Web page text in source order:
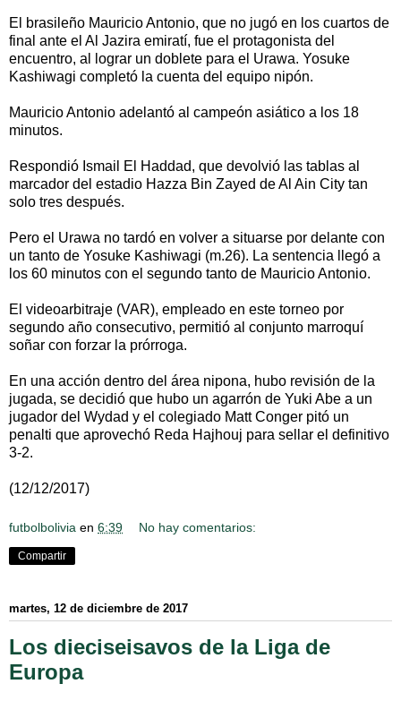
El brasileño Mauricio Antonio, que no jugó en los cuartos de
final ante el Al Jazira emiratí, fue el protagonista del
encuentro, al lograr un doblete para el Urawa. Yosuke
Kashiwagi completó la cuenta del equipo nipón.
Mauricio Antonio adelantó al campeón asiático a los 18
minutos.
Respondió Ismail El Haddad, que devolvió las tablas al
marcador del estadio Hazza Bin Zayed de Al Ain City tan
solo tres después.
Pero el Urawa no tardó en volver a situarse por delante con
un tanto de Yosuke Kashiwagi (m.26). La sentencia llegó a
los 60 minutos con el segundo tanto de Mauricio Antonio.
El videoarbitraje (VAR), empleado en este torneo por
segundo año consecutivo, permitió al conjunto marroquí
soñar con forzar la prórroga.
En una acción dentro del área nipona, hubo revisión de la
jugada, se decidió que hubo un agarrón de Yuki Abe a un
jugador del Wydad y el colegiado Matt Conger pitó un
penalti que aprovechó Reda Hajhouj para sellar el definitivo
3-2.
(12/12/2017)
futbolbolivia en 6:39 No hay comentarios:
Compartir
martes, 12 de diciembre de 2017
Los dieciseisavos de la Liga de
Europa